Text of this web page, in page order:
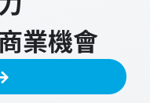
業機會